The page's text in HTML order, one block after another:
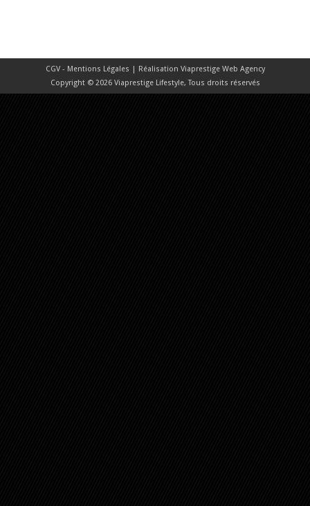
CGV - Mentions Légales | Réalisation Viaprestige Web Agency
Copyright © 2026 Viaprestige Lifestyle, Tous droits réservés